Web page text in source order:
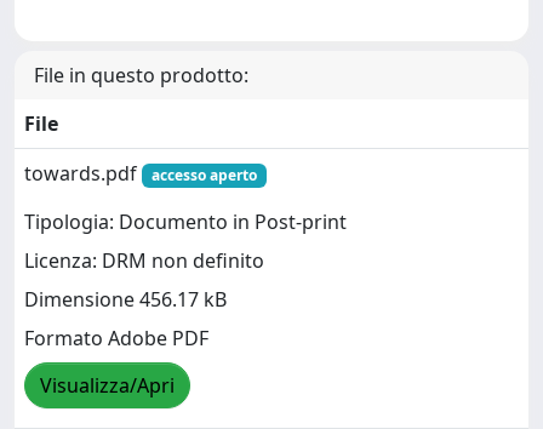
File in questo prodotto:
File
towards.pdf
accesso aperto
Tipologia: Documento in Post-print
Licenza: DRM non definito
Dimensione 456.17 kB
Formato Adobe PDF
Visualizza/Apri